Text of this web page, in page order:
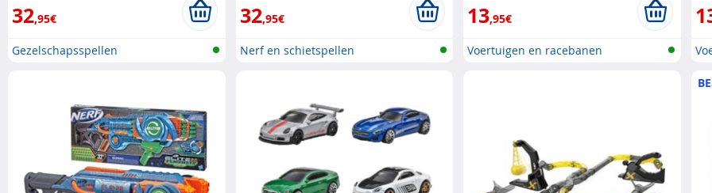
32,95€
Gezelschapsspellen
32,95€
Nerf en schietspellen
13,95€
Voertuigen en racebanen